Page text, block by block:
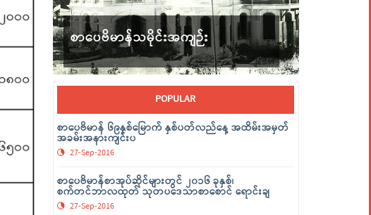
စာပေဗိမာန်သမိုင်းအကျဉ်း
POPULAR
စာပေဗိမာန် ၆၉နှစ်မြောက် နှစ်ပတ်လည်နေ့ အထိမ်းအမှတ်
အခမ်းအနားကျင်းပ
27-Sep-2016
စာပေဗိမာန်စာအုပ်ဆိုင်များတွင် ၂၀၁၆ ခုနှစ်၊
စက်တင်ဘာလထုတ် သုတပဒေသာစာစောင် ရောင်းချ
27-Sep-2016